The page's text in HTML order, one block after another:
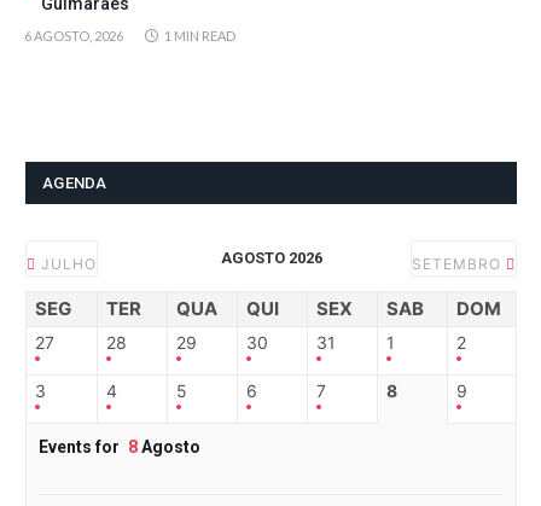
6 AGOSTO, 2026 1 MIN READ
AGENDA
JULHO AGOSTO 2026 SETEMBRO
SEG TER QUA QUI SEX SAB DOM
27 28 29 30 31 1 2
3 4 5 6 7 8 9
Events for 8Agosto